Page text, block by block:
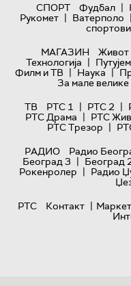
СПОРТ
Фудбал |
Рукомет | Ватерполо |
спортови
МАГАЗИН
Живот
Технологијa |
Филм и ТВ | Наука |
За мале велике
ТВ
РТС 1 | РТС 2 |
РТС Драма | РТС
РТС Трезор |
РАДИО
Радио
Београд 3 | Београд
Рокенролер | Радио
РТС
Контакт |